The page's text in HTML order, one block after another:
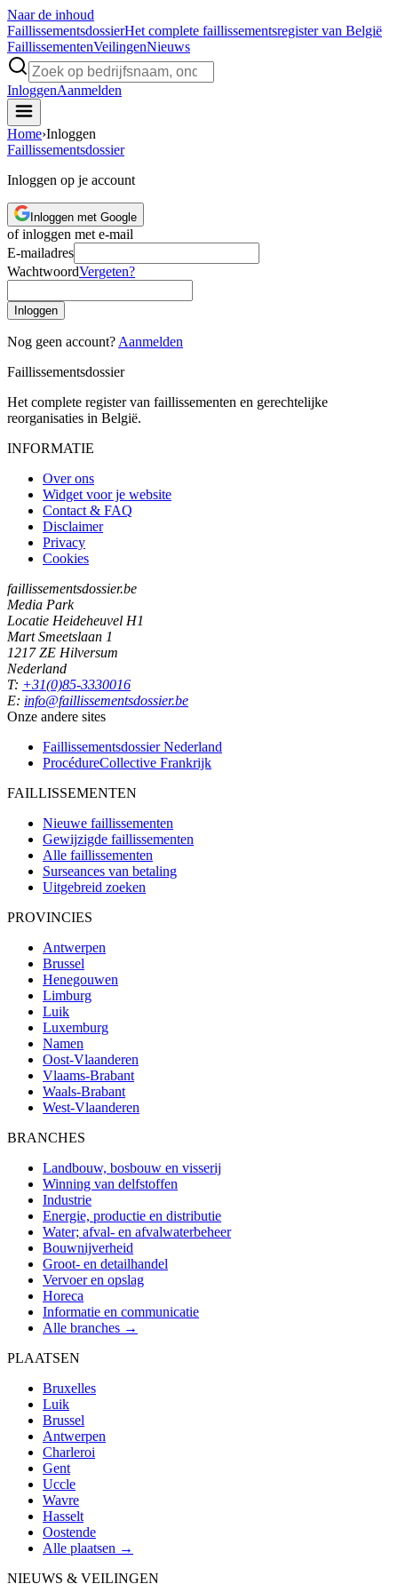
Naar de inhoud
FaillissementsdossierHet complete faillissementsregister van België
FaillissementenVeilingenNieuws
InloggenAanmelden
Home›Inloggen
Faillissementsdossier
Inloggen op je account
Inloggen met Google
of inloggen met e-mail
E-mailadres
WachtwoordVergeten?
Inloggen
Nog geen account? Aanmelden
Faillissementsdossier
Het complete register van faillissementen en gerechtelijke
reorganisaties in België.
INFORMATIE
Over ons
Widget voor je website
Contact & FAQ
Disclaimer
Privacy
Cookies
faillissementsdossier.be
Media Park
Locatie Heideheuvel H1
Mart Smeetslaan 1
1217 ZE Hilversum
Nederland
T: +31(0)85-3330016
E: info@faillissementsdossier.be
Onze andere sites
Faillissementsdossier Nederland
ProcédureCollective Frankrijk
FAILLISSEMENTEN
Nieuwe faillissementen
Gewijzigde faillissementen
Alle faillissementen
Surseances van betaling
Uitgebreid zoeken
PROVINCIES
Antwerpen
Brussel
Henegouwen
Limburg
Luik
Luxemburg
Namen
Oost-Vlaanderen
Vlaams-Brabant
Waals-Brabant
West-Vlaanderen
BRANCHES
Landbouw, bosbouw en visserij
Winning van delfstoffen
Industrie
Energie, productie en distributie
Water; afval- en afvalwaterbeheer
Bouwnijverheid
Groot- en detailhandel
Vervoer en opslag
Horeca
Informatie en communicatie
Alle branches →
PLAATSEN
Bruxelles
Luik
Brussel
Antwerpen
Charleroi
Gent
Uccle
Wavre
Hasselt
Oostende
Alle plaatsen →
NIEUWS & VEILINGEN